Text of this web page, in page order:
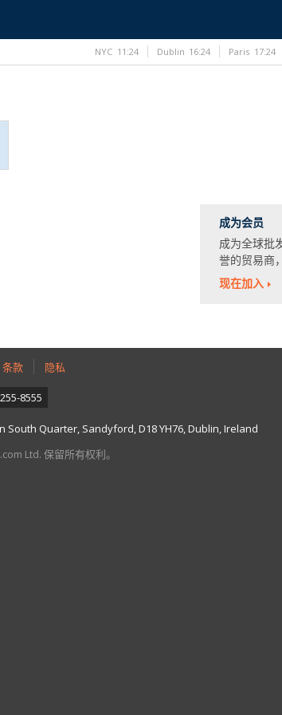
成为会员
成为全球批
誉的贸易商
现在加入
条款 隐私
8555
South Quarter, Sandyford, D18 YH76, Dublin, Ireland
Ltd. 保留所有权利。
NYC 11:24 Dublin 16:24 Paris 17:24